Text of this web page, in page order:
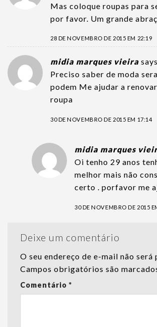
Mas coloque roupas para
por favor. Um grande
28 DE NOVEMBRO DE 2015 EM 22:19
midia marques vieira
Preciso saber de moda
podem Me ajudar a
roupa
30 DE NOVEMBRO DE 2015 EM 17:14
midia marques
Oi tenho 29 anos
melhor mais não
certo . porfavor me
30 DE NOVEMBRO DE 2015
Deixe um comentário
O seu endereço de e-mail não será
Campos obrigatórios são
Comentário *